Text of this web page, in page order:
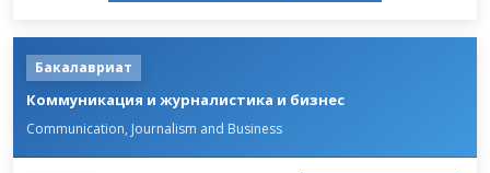
Бакалавриат
Коммуникация и журналистика и бизнес
Communication, Journalism and Business